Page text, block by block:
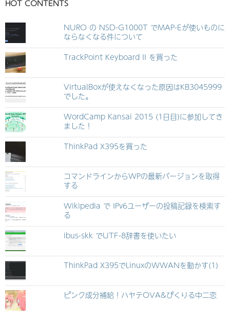
HOT CONTENTS
NURO の NSD-G1000T でMAP-Eが使いものに
ならなくなる件について
TrackPoint Keyboard II を買った
VirtualBoxが使えなくなった原因はKB3045999
でした。
WordCamp Kansai 2015 (1日目)に参加してき
ました！
ThinkPad X395を買った
コマンドラインからWPの最新バージョンを取得
する
Wikipedia で IPv6ユーザーの投稿記録を検索す
る
ibus-skk でUTF-8辞書を使いたい
ThinkPad X395でLinuxのWWANを動かす(1)
ピンク成分補給！ハヤテOVA&ぴくりる中二恋